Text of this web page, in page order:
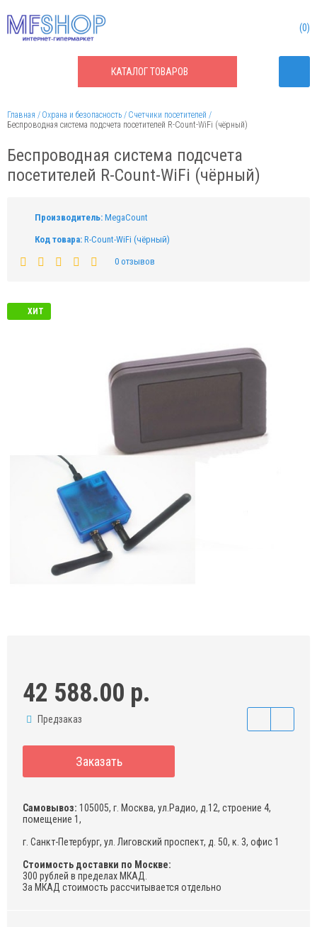
КАТАЛОГТОВАРОВ
0
Главная Охрана и безопасность
Счетчики посетителей
Беспроводная система подсчета посетителей R-Count-WiFi (чёрный)
Беспроводная система подсчета
посетителей R-Count-WiFi (чёрный)
Производитель: MegaCount
Код товара: R-Count-WiFi (чёрный)
0 отзывов
ХИТ
42 588.00 р.
Предзаказ
Заказать
Самовывоз: 105005, г. Москва, ул.Радио, д.12, строение 4,
помещение 1,
г. Санкт-Петербург, ул. Лиговский проспект, д. 50, к. 3, офис 1
Стоимость доставки по Москве:
300 рублей в пределах МКАД.
За МКАД стоимость рассчитывается отдельно